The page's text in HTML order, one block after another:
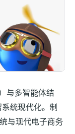
与多智能体结
统现代化。制
与现代电子商务